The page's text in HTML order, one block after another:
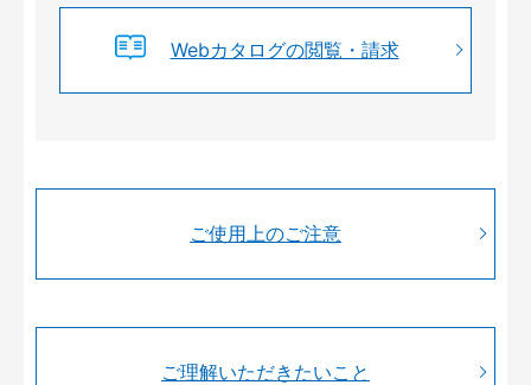
Webカタログの閲覧・請求
ご使用上のご注意
ご理解いただきたいこと